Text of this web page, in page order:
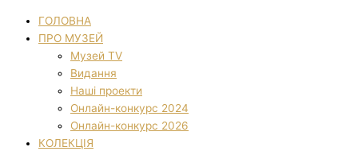
ГОЛОВНА
ПРО МУЗЕЙ
Музей TV
Видання
Наші проекти
Онлайн-конкурс 2024
Онлайн-конкурс 2026
КОЛЕКЦІЯ